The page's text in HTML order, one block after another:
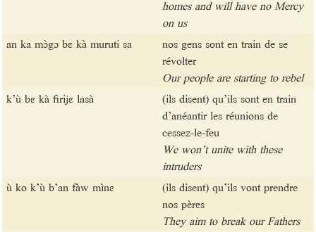
homes and will have no Mercy
on us
an ka mɔ̀gɔ bɛ kà muruti sa
nos gens sont en train de se
révolter
Our people are starting to rebel
k’ù bɛ kà firijɛ lasà
(ils disent) qu’ils sont en train
d’anéantir les réunions de
cessez-le-feu
We won’t unite with these
intruders
ù ko k’ù b’an fàw mìnɛ
(ils disent) qu’ils vont prendre
nos pères
They aim to break our Fathers